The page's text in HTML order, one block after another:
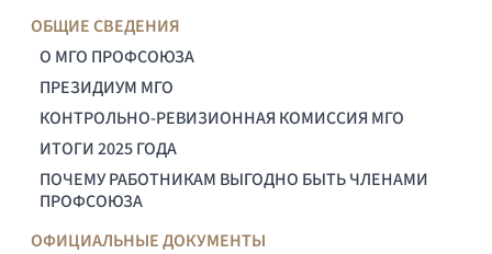
ОБЩИЕ СВЕДЕНИЯ
О МГО ПРОФСОЮЗА
ПРЕЗИДИУМ МГО
КОНТРОЛЬНО-РЕВИЗИОННАЯ КОМИССИЯ МГО
ИТОГИ 2025 ГОДА
ПОЧЕМУ РАБОТНИКАМ ВЫГОДНО БЫТЬ ЧЛЕНАМИ
ПРОФСОЮЗА
ОФИЦИАЛЬНЫЕ ДОКУМЕНТЫ